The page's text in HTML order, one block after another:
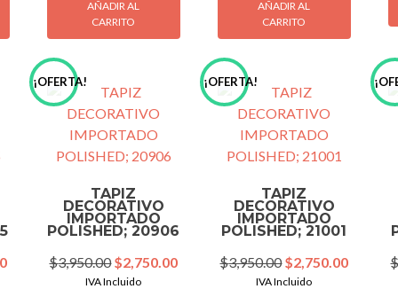
AÑADIR AL
CARRITO
AÑADIR AL
CARRITO
Current
¡OFERTA!
TAPIZ
DECORATIVO
IMPORTADO
POLISHED; 20906
$3,950.00Original
price
$2,750.00Current
IVA Incluido
¡OFERTA!
TAPIZ
DECORATIVO
IMPORTADO
POLISHED; 21001
$3,950.00Original
price
$2,750.00Current
IVA Incluido